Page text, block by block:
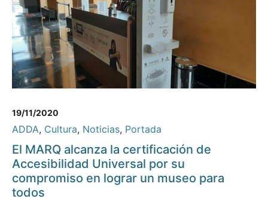
19/11/2020
ADDA, Cultura, Noticias, Portada
El MARQ alcanza la certificación de
Accesibilidad Universal por su
compromiso en lograr un museo para
todos